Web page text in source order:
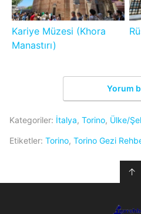
Kariye Müzesi (Khora
Manastırı)
Yorum
Kategoriler: İtalya, Torino, Ülke/
Etiketler: Torino, Torino Gezi
↑